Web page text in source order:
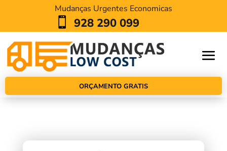
Mudanças Urgentes Economicas
 928 290 099
ORÇAMENTO GRATIS